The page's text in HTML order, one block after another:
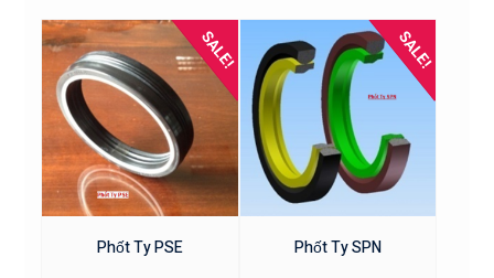
SALE!
Phốt Ty PSE
SALE!
Phốt Ty SPN